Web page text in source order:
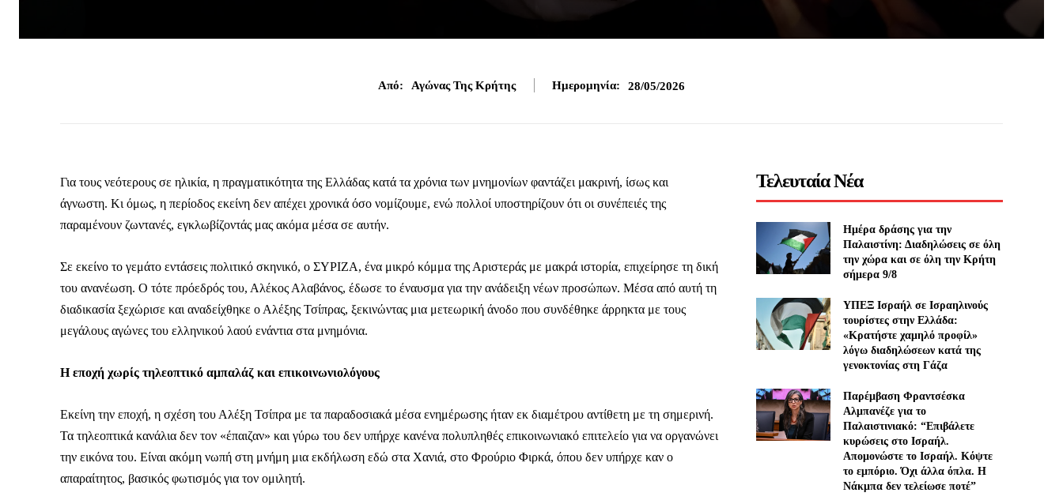
Από: Αγώνας Της Κρήτης Ημερομηνία: 28/05/2026
Για τους νεότερους σε ηλικία, η πραγματικότητα της Ελλάδας κατά τα χρόνια των μνημονίων φαντάζει μακρινή, ίσως και
άγνωστη. Κι όμως, η περίοδος εκείνη δεν απέχει χρονικά όσο νομίζουμε, ενώ πολλοί υποστηρίζουν ότι οι συνέπειές της
παραμένουν ζωντανές, εγκλωβίζοντάς μας ακόμα μέσα σε αυτήν.
Σε εκείνο το γεμάτο εντάσεις πολιτικό σκηνικό, ο ΣΥΡΙΖΑ, ένα μικρό κόμμα της Αριστεράς με μακρά ιστορία, επιχείρησε τη δική
του ανανέωση. Ο τότε πρόεδρός του, Αλέκος Αλαβάνος, έδωσε το έναυσμα για την ανάδειξη νέων προσώπων. Μέσα από αυτή τη
διαδικασία ξεχώρισε και αναδείχθηκε ο Αλέξης Τσίπρας, ξεκινώντας μια μετεωρική άνοδο που συνδέθηκε άρρηκτα με τους
μεγάλους αγώνες του ελληνικού λαού ενάντια στα μνημόνια.
Η εποχή χωρίς τηλεοπτικό αμπαλάζ και επικοινωνιολόγους
Εκείνη την εποχή, η σχέση του Αλέξη Τσίπρα με τα παραδοσιακά μέσα ενημέρωσης ήταν εκ διαμέτρου αντίθετη με τη σημερινή.
Τα τηλεοπτικά κανάλια δεν τον «έπαιζαν» και γύρω του δεν υπήρχε κανένα πολυπληθές επικοινωνιακό επιτελείο για να οργανώνει
την εικόνα του. Είναι ακόμη νωπή στη μνήμη μια εκδήλωση εδώ στα Χανιά, στο Φρούριο Φιρκά, όπου δεν υπήρχε καν ο
απαραίτητος, βασικός φωτισμός για τον ομιλητή.
Τελευταία Νέα
Ημέρα δράσης για την
Παλαιστίνη: Διαδηλώσεις σε όλη
την χώρα και σε όλη την Κρήτη
σήμερα 9/8
ΥΠΕΞ Ισραήλ σε Ισραηλινούς
τουρίστες στην Ελλάδα:
«Κρατήστε χαμηλό προφίλ»
λόγω διαδηλώσεων κατά της
γενοκτονίας στη Γάζα
Παρέμβαση Φραντσέσκα
Αλμπανέζε για το
Παλαιστινιακό: “Επιβάλετε
κυρώσεις στο Ισραήλ.
Απομονώστε το Ισραήλ. Κόψτε
το εμπόριο. Όχι άλλα όπλα. Η
Νάκμπα δεν τελείωσε ποτέ”